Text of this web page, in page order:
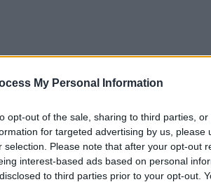
My Personal Information
opt-out of the sale, sharing to third parties,
for targeted advertising by us, please
selection. Please note that after your opt-out
interest-based ads based on personal
to third parties prior to your opt-out.
cu Ilie Năstase. Acum, ea spune că
n-a dat niciun semn că ar regreta